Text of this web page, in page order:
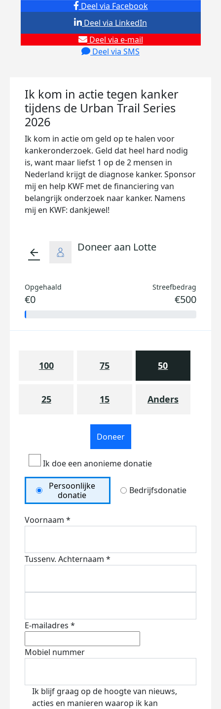
Deel via Facebook
Deel via e-mail
Deel via SMS
Deel via LinkedIn
Ik kom in actie tegen kanker
tijdens de Urban Trail Series
2026
Ik kom in actie om geld op te halen voor
kankeronderzoek. Geld dat heel hard nodig
is, want maar liefst 1 op de 2 mensen in
Nederland krijgt de diagnose kanker. Sponsor
mij en help KWF met de financiering van
belangrijk onderzoek naar kanker. Namens
mij en KWF: dankjewel!
arrow_back Doneer aan Lotte
Opgehaald
€0
Streefbedrag
€500
100 75 50
25 15 Anders
Doneer
Ik doe een anonieme donatie
Persoonlijke
donatie
Bedrijfsdonatie
Voornaam *
Tussenv. Achternaam *
E-mailadres *
Mobiel nummer
Ik blijf graag op de hoogte van nieuws,
acties en manieren waarop ik kan